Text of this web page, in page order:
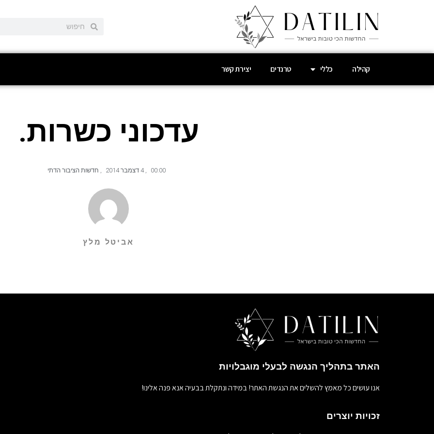
קהילה כללי טרנדים יצירת קשר
עדכוני כשרות.
00:00
, 4 דצמבר 2014 , חדשות הציבור הדתי
אביטל מלץ
האתר בתהליך הנגשה לבעלי מוגבלויות
אנו עושים כל מאמץ להשלים את הנגשת האתר! במידה ונתקלת בבעיה אנא פנה אלינו!
זכויות יוצרים